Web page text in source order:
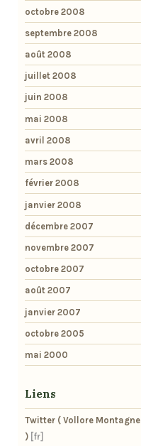
octobre 2008
septembre 2008
août 2008
juillet 2008
juin 2008
mai 2008
avril 2008
mars 2008
février 2008
janvier 2008
décembre 2007
novembre 2007
octobre 2007
août 2007
janvier 2007
octobre 2005
mai 2000
Liens
Twitter ( Vollore Montagne
)